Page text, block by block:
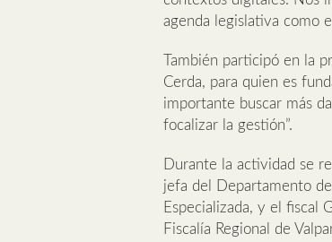
agenda legislativa como
También participó en la
Cerda, para quien es
importante buscar más
focalizar la gestión”.
Durante la actividad se
jefa del Departamento
Especializada, y el fiscal
Fiscalía Regional de